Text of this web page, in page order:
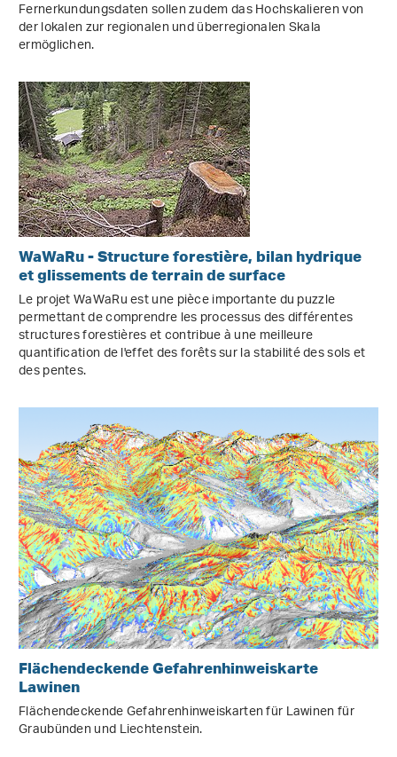
Fernerkundungsdaten sollen zudem das Hochskalieren von
der lokalen zur regionalen und überregionalen Skala
ermöglichen.
WaWaRu - Structure forestière, bilan hydrique
et glissements de terrain de surface
Le projet WaWaRu est une pièce importante du puzzle
permettant de comprendre les processus des différentes
structures forestières et contribue à une meilleure
quantification de l'effet des forêts sur la stabilité des sols et
des pentes.
Flächendeckende Gefahrenhinweiskarte
Lawinen
Flächendeckende Gefahrenhinweiskarten für Lawinen für
Graubünden und Liechtenstein.